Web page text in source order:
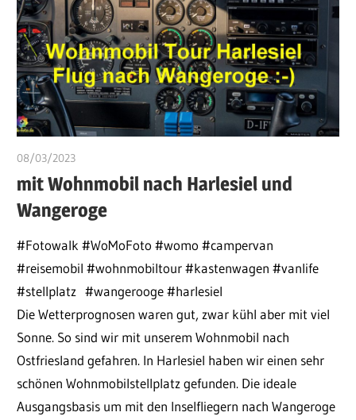
08/03/2023
mit Wohnmobil nach Harlesiel und
Wangeroge
#Fotowalk #WoMoFoto #womo #campervan
#reisemobil #wohnmobiltour #kastenwagen #vanlife
#stellplatz #wangerooge #harlesiel
Die Wetterprognosen waren gut, zwar kühl aber mit viel
Sonne. So sind wir mit unserem Wohnmobil nach
Ostfriesland gefahren. In Harlesiel haben wir einen sehr
schönen Wohnmobilstellplatz gefunden. Die ideale
Ausgangsbasis um mit den Inselfliegern nach Wangeroge